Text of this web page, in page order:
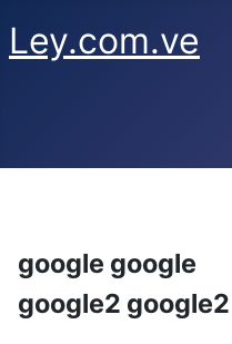
Ley.com.ve
google google
google2 google2